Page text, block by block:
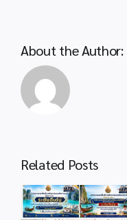
About the Author:
Related Posts